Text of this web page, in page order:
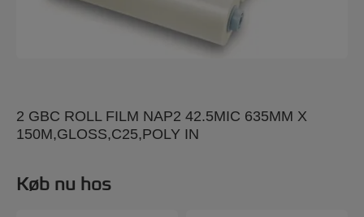
2 GBC ROLL FILM NAP2 42.5MIC 635MM X
150M,GLOSS,C25,POLY IN
Køb nu hos